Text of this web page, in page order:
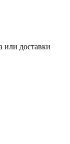
или доставки